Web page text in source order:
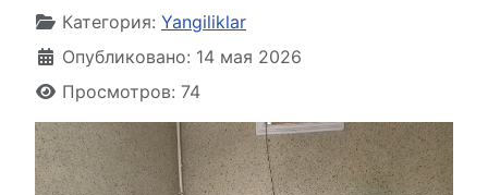
Категория: Yangiliklar
Опубликовано: 14 мая 2026
Просмотров: 74